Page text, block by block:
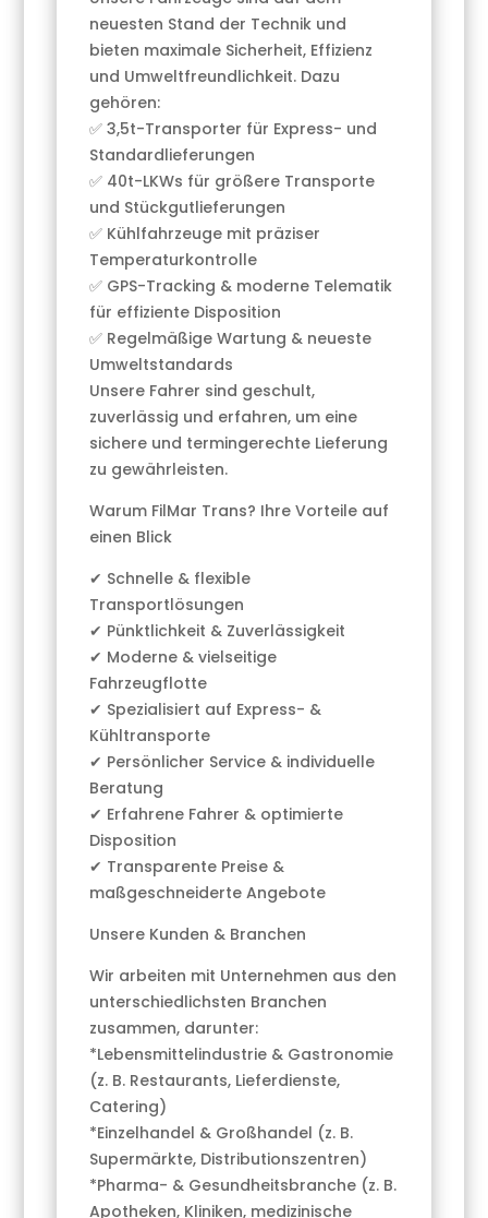
neuesten Stand der Technik und
bieten maximale Sicherheit, Effizienz
und Umweltfreundlichkeit. Dazu
gehören:
✅ 3,5t-Transporter für Express- und
Standardlieferungen
✅ 40t-LKWs für größere Transporte
und Stückgutlieferungen
✅ Kühlfahrzeuge mit präziser
Temperaturkontrolle
✅ GPS-Tracking & moderne Telematik
für effiziente Disposition
✅ Regelmäßige Wartung & neueste
Umweltstandards
Unsere Fahrer sind geschult,
zuverlässig und erfahren, um eine
sichere und termingerechte Lieferung
zu gewährleisten.
Warum FilMar Trans? Ihre Vorteile auf
einen Blick
✔ Schnelle & flexible
Transportlösungen
✔ Pünktlichkeit & Zuverlässigkeit
✔ Moderne & vielseitige
Fahrzeugflotte
✔ Spezialisiert auf Express- &
Kühltransporte
✔ Persönlicher Service & individuelle
Beratung
✔ Erfahrene Fahrer & optimierte
Disposition
✔ Transparente Preise &
maßgeschneiderte Angebote
Unsere Kunden & Branchen
Wir arbeiten mit Unternehmen aus den
unterschiedlichsten Branchen
zusammen, darunter:
*Lebensmittelindustrie & Gastronomie
(z. B. Restaurants, Lieferdienste,
Catering)
*Einzelhandel & Großhandel (z. B.
Supermärkte, Distributionszentren)
*Pharma- & Gesundheitsbranche (z. B.
Apotheken, Kliniken, medizinische